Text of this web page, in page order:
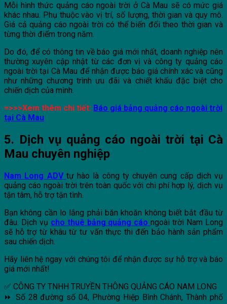
Mỗi hình thức quảng cáo ngoài trời ở Cà Mau sẽ có mức giá
khác nhau. Phụ thuộc vào vị trí, số lượng, thời gian và quy mô.
Giá cả quảng cáo ngoài trời có thể biến đổi theo thời gian và
từng thời điểm trong năm.
Do đó, để có thông tin về báo giá mới nhất, doanh nghiệp nên
thường xuyên cập nhật từ các đơn vị và công ty quảng cáo
ngoài trời tại Cà Mau để nhận được báo giá chính xác và cũng
như những chương trình ưu đãi và chiết khấu đặc biệt cho
chiến dịch của mình.
=>>>Xem thêm chi tiết: Báo giá bảng quảng cáo ngoài trời
tại Cà Mau
5. Dịch vụ quảng cáo ngoài trời tại Cà
Mau chuyên nghiệp
Nam Long ADV tự hào là công ty chuyên cung cấp dịch vụ
quảng cáo ngoài trời trên toàn quốc với chi phí hợp lý, dịch vụ
tận tâm, hỗ trợ tận tình.
Bạn không cần lo lắng phải băn khoăn không biết bắt đầu từ
đâu. Dịch vụ cho thuê bảng quảng cáongoài trời Nam Long
sẽ hỗ trợ từ khâu từ tư vấn thực thi đến bảo hành sản phẩm
sau chiến dịch.
Hãy liên hệ ngay với chúng tôi để nhận được sự hỗ trợ và báo
giá mới nhất!
✅ CÔNG TY TNHH TRUYỀN THÔNG QUẢNG CÁO NAM LONG
⏩ Số 28 đường số 04, Phường Hiệp Bình Chánh, Thành phố